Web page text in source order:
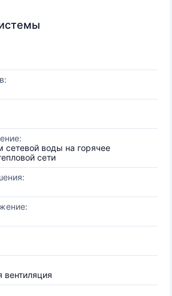
сетевой воды на горячее
сети